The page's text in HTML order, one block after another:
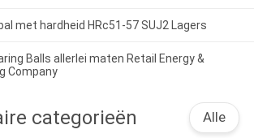
met hardheid HRc51-57 SUJ2 Lagers
Balls allerlei maten Retail Energy &
Company
categorieën Alle